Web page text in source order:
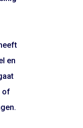
en
of